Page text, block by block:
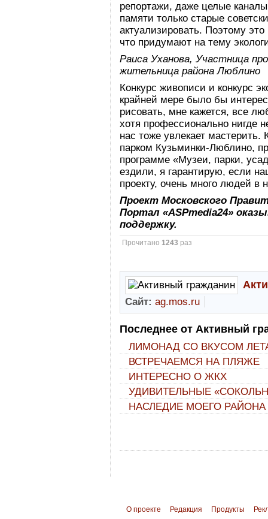
репортажи, даже целые
памяти только старые
актуализировать. Поэтому
что придумают на тему
Раиса Уханова, Участница
жительница района Люблино
Конкурс живописи и конкурс
крайней мере было бы
рисовать, мне кажется, все
хотя профессионально нигде
нас тоже увлекает
парком Кузьминки-Люблино,
программе «Музеи, парки,
ездили, я гарантирую, если
проекту, очень много людей в
Проект Московского
Портал «ASPmedia24»
поддержку.
Прочитано1243 раз
Сайт:ag.mos.ru
Последнее от Активный
ЛИМОНАД СО ВКУСОМ
ВСТРЕЧАЕМСЯ НА ПЛЯЖЕ
ИНТЕРЕСНО О ЖКХ
УДИВИТЕЛЬНЫЕ
НАСЛЕДИЕ МОЕГО РАЙОНА
О проекте Редакция Продукты